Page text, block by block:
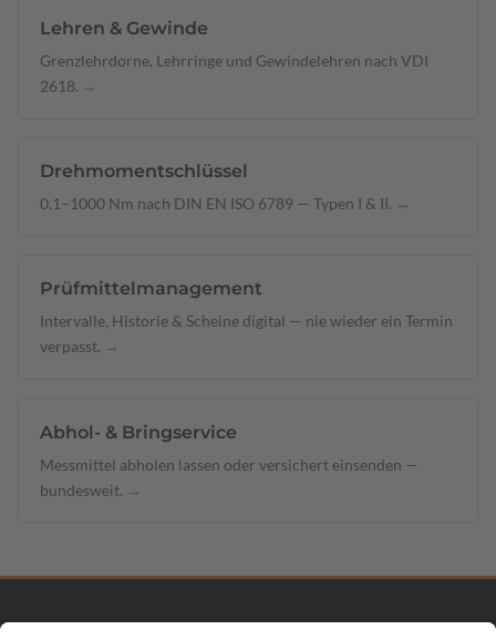
Lehren & Gewinde
Grenzlehrdorne, Lehrringe und Gewindelehren nach VDI
2618. →
Drehmomentschlüssel
0,1–1000 Nm nach DIN EN ISO 6789 — Typen I & II. →
Prüfmittelmanagement
Intervalle, Historie & Scheine digital — nie wieder ein Termin
verpasst. →
Abhol- & Bringservice
Messmittel abholen lassen oder versichert einsenden —
bundesweit. →